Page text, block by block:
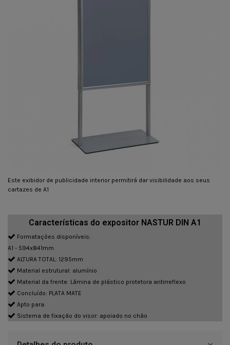
Este exibidor de publicidade interior permitirá dar visibilidade aos seus
cartazes de A1
Características do expositor NASTUR DIN A1
Formatações disponíveis:
A1 - 594x841mm
ALTURA TOTAL: 1295mm
Material estrutural: alumínio
Material da frente: Lâmina de plástico protetora antirreflexo
Concluído: PLATA MATE
Apto para:
Sistema de fixação do visor: apoiado no chão